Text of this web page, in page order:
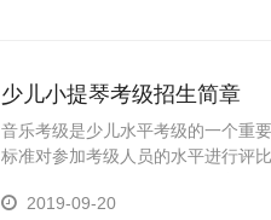
少儿小提琴考级招生简章
音乐考级是少儿水平考级的一个重
标准对参加考级人员的水平进行评
野、陶冶情操、树立自信，增强目
2019-09-20